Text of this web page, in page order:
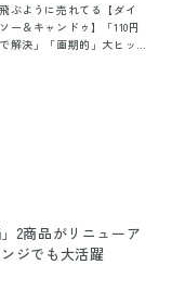
飛ぶように売れてる【ダイ
ソー＆キャンドゥ】「110円
で解決」「画期的」大ヒッ
2商品がリニューア
ジでも大活躍